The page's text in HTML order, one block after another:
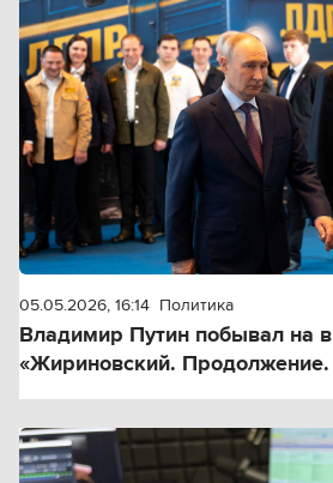
05.05.2026, 16:14 Политика
Владимир Путин побывал на
«Жириновский.